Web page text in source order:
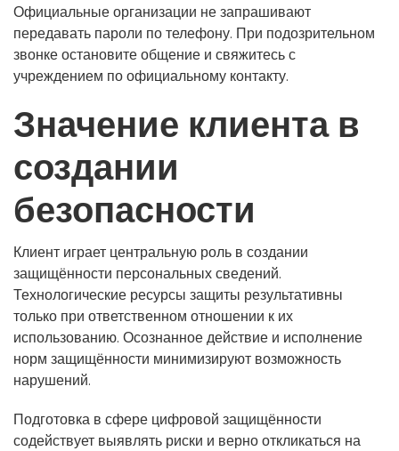
Официальные организации не запрашивают
передавать пароли по телефону. При подозрительном
звонке остановите общение и свяжитесь с
учреждением по официальному контакту.
Значение клиента в
создании
безопасности
Клиент играет центральную роль в создании
защищённости персональных сведений.
Технологические ресурсы защиты результативны
только при ответственном отношении к их
использованию. Осознанное действие и исполнение
норм защищённости минимизируют возможность
нарушений.
Подготовка в сфере цифровой защищённости
содействует выявлять риски и верно откликаться на